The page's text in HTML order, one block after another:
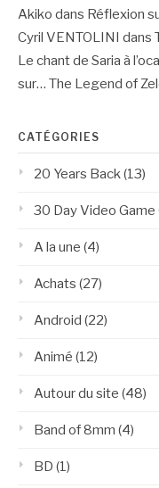
Akiko dans Réflexion
Cyril VENTOLINI
dans
Le chant de Saria à
sur… The Legend of
CATÉGORIES
20 Years Back(13)
30 Day Video Game
A la une (4)
Achats (27)
Android (22)
Animé (12)
Autour du site (48)
Band of 8mm (4)
BD (1)